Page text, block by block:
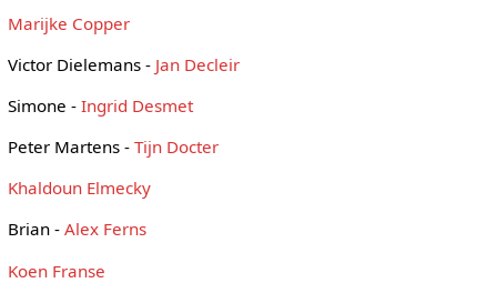
Marijke Copper
Victor Dielemans - Jan Decleir
Simone - Ingrid Desmet
Peter Martens - Tijn Docter
Khaldoun Elmecky
Brian - Alex Ferns
Koen Franse